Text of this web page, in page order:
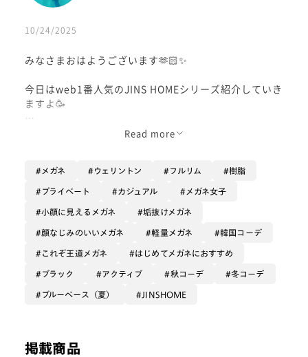
10/24/2025
みなさまおはようございます🫶🏻✨
今日はweb1番人気のJINS HOMEシリーズ紹介していき
ますよ🥳
みなさまJINSHOMEの専用webページはもうご覧にな
見てみてくださいね🐈
いいところ３つご紹介❤️‍🔥
いいところ1つ目は、かけたまま 横になれる😴
用時の負担を抑え、横になっても顔にやさしく寄り添っ
てくれます✨
肌あたりがやさしく長時間かけていても跡が残りにくく
Read more
メガネ ウェリントン フルリム 樹脂
プライベート カジュアル メガネ女子
小顔に見えるメガネ 垢抜けメガネ
顔なじみのいいメガネ 軽量メガネ 韓国コーデ
これぞ王道メガネ はじめてメガネにおすすめ
ブラック アクティブ 秋コーデ 冬コーデ
ブルーベース（夏） JINSHOME
掲載商品